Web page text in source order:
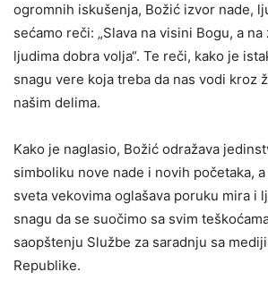
ogromnih iskušenja, Božić izvor nade,
sećamo reči: „Slava na visini Bogu, a
ljudima dobra volja“. Te reči, kako je
snagu vere koja treba da nas vodi kroz
našim delima.
Kako je naglasio, Božić odražava
simboliku nove nade i novih početaka,
sveta vekovima oglašava poruku mira i
snagu da se suočimo sa svim
saopštenju Službe za saradnju sa
Republike.